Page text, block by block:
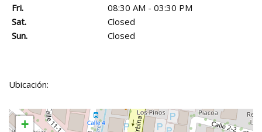
Fri.
08:30 AM - 03:30 PM
Sat.
Closed
Sun.
Closed
Ubicación:
+